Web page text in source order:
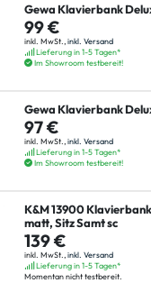
Gewa Klavierbank
99 €
inkl. MwSt., inkl. Versand
Lieferung in 1-5 Tagen*
Im Showroom testbereit!
Gewa Klavierbank
97 €
inkl. MwSt., inkl. Versand
Lieferung in 1-5 Tagen*
Im Showroom testbereit!
K&M 13900
matt, Sitz Samt sc
139 €
inkl. MwSt.,inkl. Versand
Lieferung in 1-5 Tagen*
Momentan nicht testbereit.